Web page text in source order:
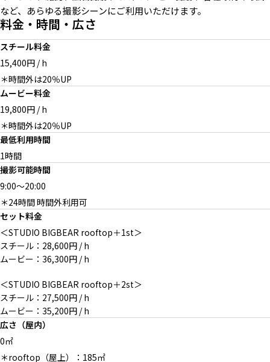
種類豊富なグラフィックプレー
ト
ワイドな光でダイナミックに レンタル可能な散水セット
レンタル機材 レンタル機材 ステージ1m×1m（2台）
オプション：4room / 5room
など、あらゆる撮影シーンにご利用いただけます。
料金・時間・広さ
スチール料金
15,400円 / h
＊時間外は20％UP
ムービー料金
19,800円 / h
＊時間外は20％UP
最低利用時間
1時間
撮影可能時間
9:00～20:00
＊24時間 時間外利用可
セット料金
＜STUDIO BIGBEAR rooftop＋1st＞
スチール：28,600円 / h
ムービー：36,300円 / h
＜STUDIO BIGBEAR rooftop＋2st＞
スチール：27,500円 / h
ムービー：35,200円 / h
広さ（屋内）
0㎡
＊rooftop（屋上）：185㎡